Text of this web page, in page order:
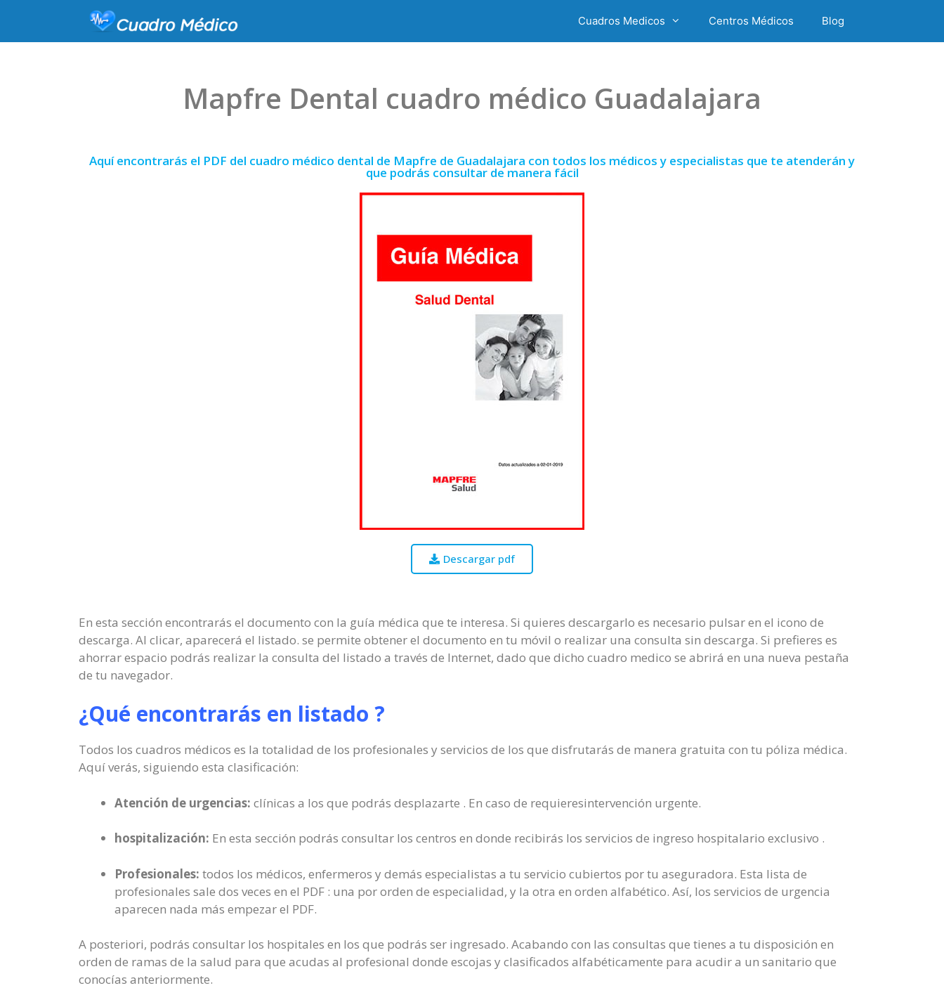
Cuadros Medicos Centros Médicos Blog
Mapfre Dental cuadro médico Guadalajara
Aquí encontrarás el PDF del cuadro médico dental de Mapfre de Guadalajara con todos los médicos y especialistas que te atenderán y
que podrás consultar de manera fácil
Descargar pdf
En esta sección encontrarás el documento con la guía médica que te interesa. Si quieres descargarlo es necesario pulsar en el icono de
descarga. Al clicar, aparecerá el listado. se permite obtener el documento en tu móvil o realizar una consulta sin descarga. Si prefieres es
ahorrar espacio podrás realizar la consulta del listado a través de Internet, dado que dicho cuadro medico se abrirá en una nueva pestaña
de tu navegador.
¿Qué encontrarás en listado ?
Todos los cuadros médicos es la totalidad de los profesionales y servicios de los que disfrutarás de manera gratuita con tu póliza médica.
Aquí verás, siguiendo esta clasificación:
Atención de urgencias: clínicas a los que podrás desplazarte . En caso de requieresintervención urgente.
hospitalización: En esta sección podrás consultar los centros en donde recibirás los servicios de ingreso hospitalario exclusivo .
Profesionales: todos los médicos, enfermeros y demás especialistas a tu servicio cubiertos por tu aseguradora. Esta lista de
profesionales sale dos veces en el PDF : una por orden de especialidad, y la otra en orden alfabético. Así, los servicios de urgencia
aparecen nada más empezar el PDF.
A posteriori, podrás consultar los hospitales en los que podrás ser ingresado. Acabando con las consultas que tienes a tu disposición en
orden de ramas de la salud para que acudas al profesional donde escojas y clasificados alfabéticamente para acudir a un sanitario que
conocías anteriormente.